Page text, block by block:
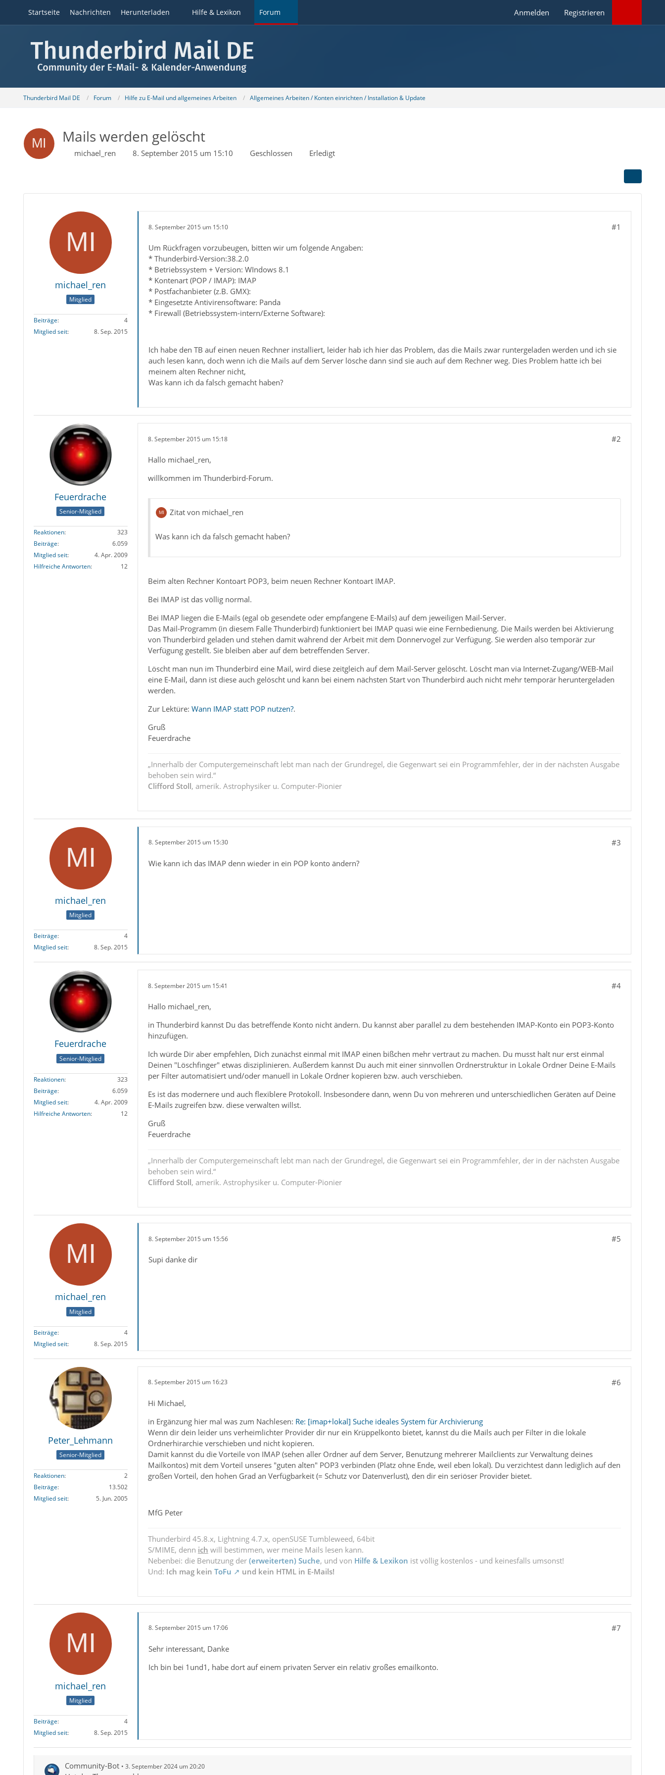
Startseite Nachrichten Herunterladen Hilfe & Lexikon Forum Anmelden Registrieren
Thunderbird Mail DE Forum Hilfe zu E-Mail und allgemeines Arbeiten Allgemeines Arbeiten / Konten einrichten / Installation & Update
Mails werden gelöscht
michael_ren 8. September 2015 um 15:10 Geschlossen Erledigt
michael_ren
Mitglied
Beiträge
4
Mitglied seit
8. Sep. 2015
8. September 2015 um 15:10 #1
Um Rückfragen vorzubeugen, bitten wir um folgende Angaben:
* Thunderbird-Version:38.2.0
* Betriebssystem + Version: WIndows 8.1
* Kontenart (POP / IMAP): IMAP
* Postfachanbieter (z.B. GMX):
* Eingesetzte Antivirensoftware: Panda
* Firewall (Betriebssystem-intern/Externe Software):
Ich habe den TB auf einen neuen Rechner installiert, leider hab ich hier das Problem, das die Mails zwar runtergeladen werden und ich sie
auch lesen kann, doch wenn ich die Mails auf dem Server lösche dann sind sie auch auf dem Rechner weg. Dies Problem hatte ich bei
meinem alten Rechner nicht,
Was kann ich da falsch gemacht haben?
Feuerdrache
Senior-Mitglied
Reaktionen
323
Beiträge
6.059
Mitglied seit
4. Apr. 2009
Hilfreiche Antworten
12
8. September 2015 um 15:18 #2
Hallo michael_ren,
willkommen im Thunderbird-Forum.
Zitat von michael_ren
Was kann ich da falsch gemacht haben?
Beim alten Rechner Kontoart POP3, beim neuen Rechner Kontoart IMAP.
Bei IMAP ist das völlig normal.
Bei IMAP liegen die E-Mails (egal ob gesendete oder empfangene E-Mails) auf dem jeweiligen Mail-Server.
Das Mail-Programm (in diesem Falle Thunderbird) funktioniert bei IMAP quasi wie eine Fernbedienung. Die Mails werden bei Aktivierung
von Thunderbird geladen und stehen damit während der Arbeit mit dem Donnervogel zur Verfügung. Sie werden also temporär zur
Verfügung gestellt. Sie bleiben aber auf dem betreffenden Server.
Löscht man nun im Thunderbird eine Mail, wird diese zeitgleich auf dem Mail-Server gelöscht. Löscht man via Internet-Zugang/WEB-Mail
eine E-Mail, dann ist diese auch gelöscht und kann bei einem nächsten Start von Thunderbird auch nicht mehr temporär heruntergeladen
werden.
Zur Lektüre: Wann IMAP statt POP nutzen?.
Gruß
Feuerdrache
„Innerhalb der Computergemeinschaft lebt man nach der Grundregel, die Gegenwart sei ein Programmfehler, der in der nächsten Ausgabe
behoben sein wird.“
Clifford Stoll, amerik. Astrophysiker u. Computer-Pionier
michael_ren
Mitglied
Beiträge
4
Mitglied seit
8. Sep. 2015
8. September 2015 um 15:30 #3
Wie kann ich das IMAP denn wieder in ein POP konto ändern?
Feuerdrache
Senior-Mitglied
Reaktionen
323
Beiträge
6.059
Mitglied seit
4. Apr. 2009
Hilfreiche Antworten
12
8. September 2015 um 15:41 #4
Hallo michael_ren,
in Thunderbird kannst Du das betreffende Konto nicht ändern. Du kannst aber parallel zu dem bestehenden IMAP-Konto ein POP3-Konto
hinzufügen.
Ich würde Dir aber empfehlen, Dich zunächst einmal mit IMAP einen bißchen mehr vertraut zu machen. Du musst halt nur erst einmal
Deinen "Löschfinger" etwas disziplinieren. Außerdem kannst Du auch mit einer sinnvollen Ordnerstruktur in Lokale Ordner Deine E-Mails
per Filter automatisiert und/oder manuell in Lokale Ordner kopieren bzw. auch verschieben.
Es ist das modernere und auch flexiblere Protokoll. Insbesondere dann, wenn Du von mehreren und unterschiedlichen Geräten auf Deine
E-Mails zugreifen bzw. diese verwalten willst.
Gruß
Feuerdrache
„Innerhalb der Computergemeinschaft lebt man nach der Grundregel, die Gegenwart sei ein Programmfehler, der in der nächsten Ausgabe
behoben sein wird.“
Clifford Stoll, amerik. Astrophysiker u. Computer-Pionier
michael_ren
Mitglied
Beiträge
4
Mitglied seit
8. Sep. 2015
8. September 2015 um 15:56 #5
Supi danke dir
Peter_Lehmann
Senior-Mitglied
Reaktionen
2
Beiträge
13.502
Mitglied seit
5. Jun. 2005
8. September 2015 um 16:23 #6
Hi Michael,
in Ergänzung hier mal was zum Nachlesen: Re: [imap+lokal] Suche ideales System für Archivierung
Wenn dir dein leider uns verheimlichter Provider dir nur ein Krüppelkonto bietet, kannst du die Mails auch per Filter in die lokale
Ordnerhirarchie verschieben und nicht kopieren.
Damit kannst du die Vorteile von IMAP (sehen aller Ordner auf dem Server, Benutzung mehrerer Mailclients zur Verwaltung deines
Mailkontos) mit dem Vorteil unseres "guten alten" POP3 verbinden (Platz ohne Ende, weil eben lokal). Du verzichtest dann lediglich auf den
großen Vorteil, den hohen Grad an Verfügbarkeit (= Schutz vor Datenverlust), den dir ein seriöser Provider bietet.
MfG Peter
Thunderbird 45.8.x, Lightning 4.7.x, openSUSE Tumbleweed, 64bit
S/MIME, denn ich will bestimmen, wer meine Mails lesen kann.
Nebenbei: die Benutzung der (erweiterten) Suche, und von Hilfe & Lexikon ist völlig kostenlos - und keinesfalls umsonst!
Und: Ich mag kein ToFu und kein HTML in E-Mails!
michael_ren
Mitglied
Beiträge
4
Mitglied seit
8. Sep. 2015
8. September 2015 um 17:06 #7
Sehr interessant, Danke
Ich bin bei 1und1, habe dort auf einem privaten Server ein relativ großes emailkonto.
Community-Bot 3. September 2024 um 20:20